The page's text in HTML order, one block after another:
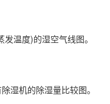
温度)的湿空气线图。
机的除湿量比较图。